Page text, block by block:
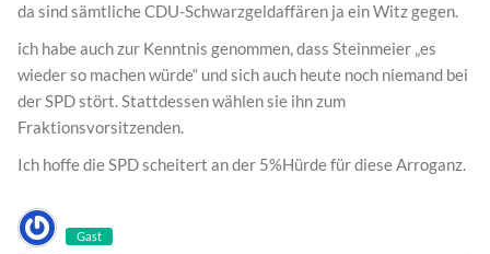
da sind sämtliche CDU-Schwarzgeldaffären ja ein Witz gegen.
ich habe auch zur Kenntnis genommen, dass Steinmeier „es
wieder so machen würde“ und sich auch heute noch niemand bei
der SPD stört. Stattdessen wählen sie ihn zum
Fraktionsvorsitzenden.
Ich hoffe die SPD scheitert an der 5%Hürde für diese Arroganz.
Gast